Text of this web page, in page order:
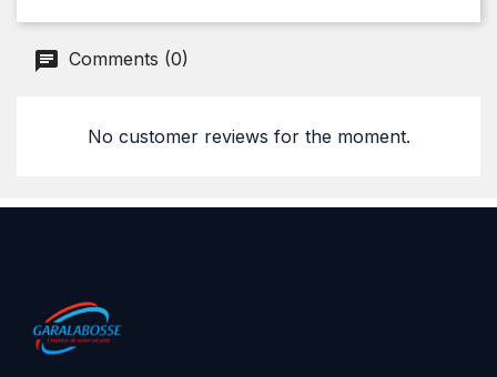
Comments (0)
No customer reviews for the moment.